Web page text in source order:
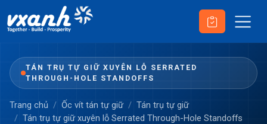
TÁN TRỤ TỰ GIỮ XUYÊN LỖ SERRATED
THROUGH-HOLE STANDOFFS
Trang chủ Ốc vít tán tự giữ
Tán trụ tự giữ
Tán trụ tự giữ xuyên lỗ Serrated Through-Hole Standoffs